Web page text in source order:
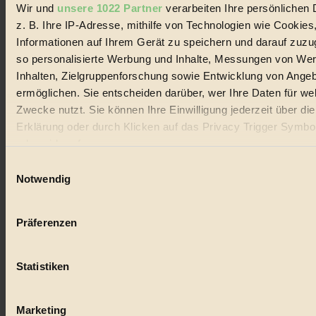
Wir und unsere 1022 Partner verarbeiten Ihre persönlichen
z. B. Ihre IP-Adresse, mithilfe von Technologien wie
Informationen auf Ihrem Gerät zu speichern und darauf
so personalisierte Werbung und Inhalte, Messungen von
Inhalten, Zielgruppenforschung sowie Entwicklung von
ermöglichen. Sie entscheiden darüber, wer Ihre Daten für
Zwecke nutzt. Sie können Ihre Einwilligung jederzeit über
Erklärung oder durch Klicken auf das Privacy Trigger
oder widerrufen
Wenn Sie es erlauben, würden wir auch gerne:
Ihr Gerät durch aktives Scannen nach bestimmten
Erfahren Sie mehr darüber, wie Ihre persönlichen Daten
Notwendig
Präferenzen
Statistiken
Marketing
Lebensmittel
Natur
Essen